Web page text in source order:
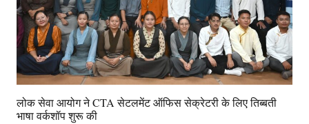
लोक सेवा आयोग ने CTA सेटलमेंट ऑफिस सेक्रेटरी के लिए तिब्बती
भाषा वर्कशॉप शुरू की